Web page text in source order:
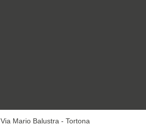
Via Mario Balustra - Tortona